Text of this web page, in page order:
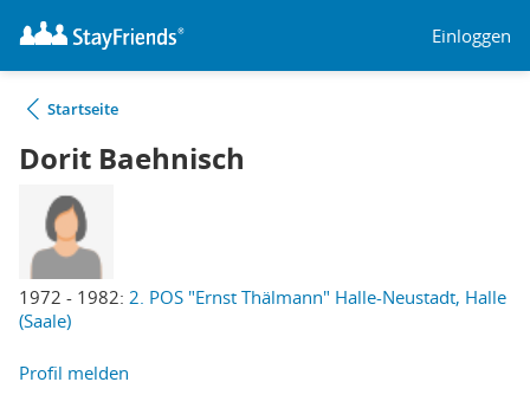
Einloggen
Startseite
Dorit Baehnisch
1972 - 1982: 2. POS "Ernst Thälmann" Halle-Neustadt, Halle
(Saale)
Profil melden